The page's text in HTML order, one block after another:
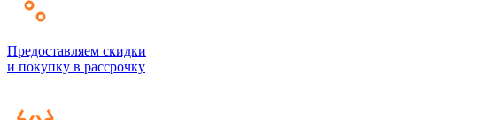
Предоставляем скидки
и покупку в рассрочку